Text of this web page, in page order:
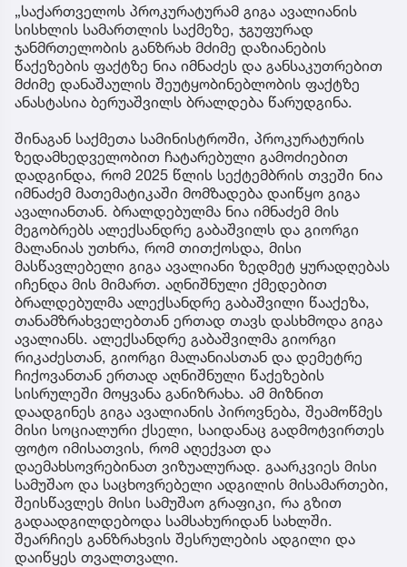
„საქართველოს პროკურატურამ გიგა ავალიანის
სისხლის სამართლის საქმეზე, ჯგუფურად
ჯანმრთელობის განზრახ მძიმე დაზიანების
წაქეზების ფაქტზე ნია იმნაძეს და განსაკუთრებით
მძიმე დანაშაულის შეუტყობინებლობის ფაქტზე
ანასტასია ბერუაშვილს ბრალდება წარუდგინა.
შინაგან საქმეთა სამინისტროში, პროკურატურის
ზედამხედველობით ჩატარებული გამოძიებით
დადგინდა, რომ 2025 წლის სექტემბრის თვეში ნია
იმნაძემ მათემატიკაში მომზადება დაიწყო გიგა
ავალიანთან. ბრალდებულმა ნია იმნაძემ მის
მეგობრებს ალექსანდრე გაბაშვილს და გიორგი
მალანიას უთხრა, რომ თითქოსდა, მისი
მასწავლებელი გიგა ავალიანი ზედმეტ ყურადღებას
იჩენდა მის მიმართ. აღნიშნული ქმედებით
ბრალდებულმა ალექსანდრე გაბაშვილი წააქეზა,
თანამზრახველებთან ერთად თავს დასხმოდა გიგა
ავალიანს. ალექსანდრე გაბაშვილმა გიორგი
რიკაძესთან, გიორგი მალანიასთან და დემეტრე
ჩიქოვანთან ერთად აღნიშნული წაქეზების
სისრულეში მოყვანა განიზრახა. ამ მიზნით
დაადგინეს გიგა ავალიანის პიროვნება, შეამოწმეს
მისი სოციალური ქსელი, საიდანაც გადმოტვირთეს
ფოტო იმისათვის, რომ აღექვათ და
დაემახსოვრებინათ ვიზუალურად. გაარკვიეს მისი
სამუშაო და საცხოვრებელი ადგილის მისამართები,
შეისწავლეს მისი სამუშაო გრაფიკი, რა გზით
გადაადგილდებოდა სამსახურიდან სახლში.
შეარჩიეს განზრახვის შესრულების ადგილი და
დაიწყეს თვალთვალი.